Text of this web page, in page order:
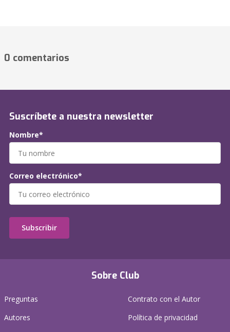
0 comentarios
Sobre Club
Preguntas
Autores
Contrato con el Autor
Política de privacidad
Suscríbete a nuestra newsletter
Nombre*
Correo electrónico*
Subscribir